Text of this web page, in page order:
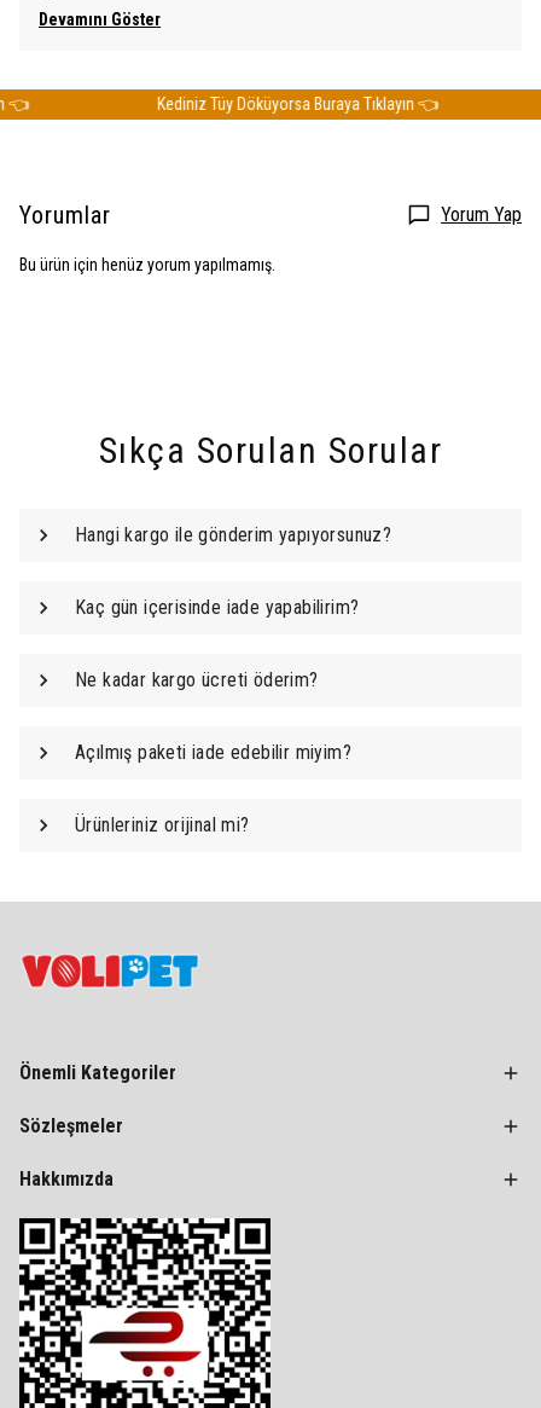
Devamını Göster
Kediniz Tüy Döküyorsa Buraya Tıklayın 👈
Yorumlar Yorum Yap
Bu ürün için henüz yorum yapılmamış.
Sıkça Sorulan Sorular
Hangi kargo ile gönderim yapıyorsunuz?
Kaç gün içerisinde iade yapabilirim?
Ne kadar kargo ücreti öderim?
Açılmış paketi iade edebilir miyim?
Ürünleriniz orijinal mi?
Önemli Kategoriler
Sözleşmeler
Hakkımızda